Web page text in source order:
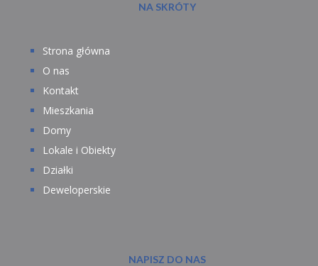
NA SKRÓTY
Strona główna
O nas
Kontakt
Mieszkania
Domy
Lokale i Obiekty
Działki
Deweloperskie
NAPISZ DO NAS